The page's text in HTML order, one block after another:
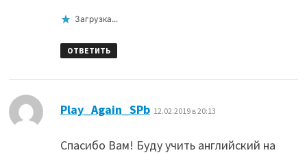
Загрузка...
ОТВЕТИТЬ
Play_Again_SPb: 12.02.2019 в 20:13
Спасибо Вам! Буду учить английский на